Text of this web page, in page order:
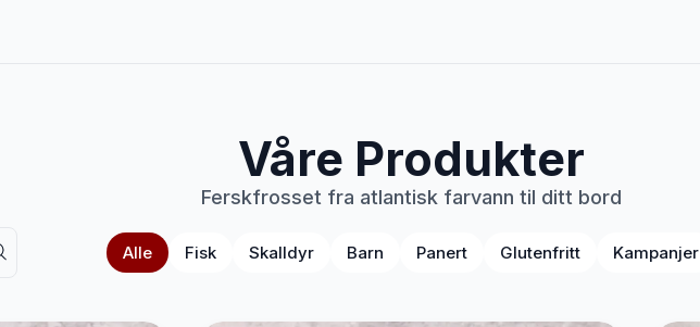
Våre Produkter
Ferskfrosset fra atlantisk farvann til ditt bord
Alle Fisk Skalldyr Barn Panert Glutenfritt Kampanjer